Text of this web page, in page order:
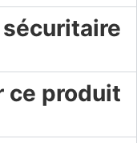
ce produit